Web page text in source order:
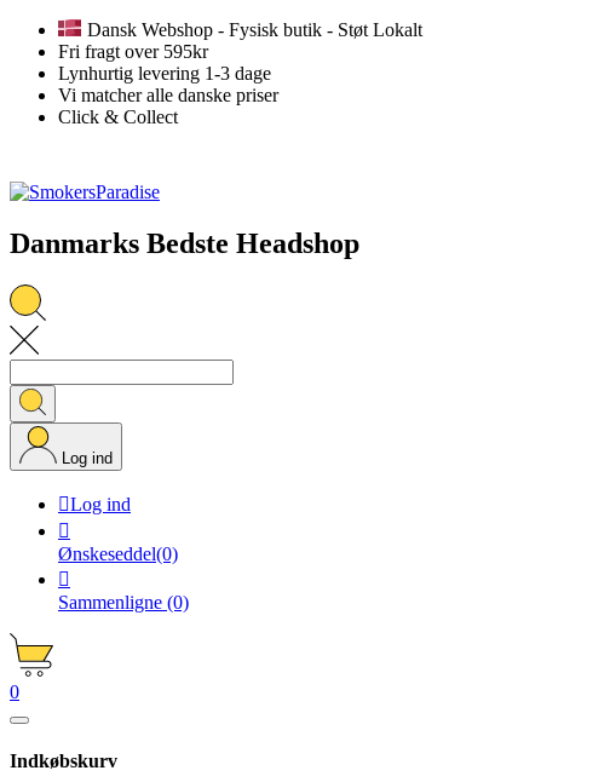
Dansk Webshop - Fysisk butik - Støt Lokalt
Fri fragt over 595kr
Lynhurtig levering 1-3 dage
Vi matcher alle danske priser
Click & Collect
Danmarks Bedste Headshop
Log ind
Log ind

Ønskeseddel(0)

Sammenligne (0)
0
Indkøbskurv